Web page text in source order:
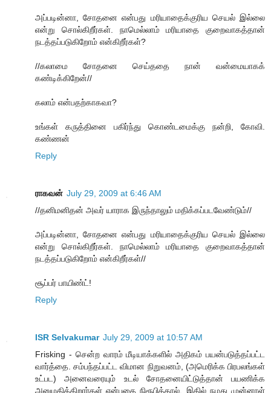
அப்படின்னா, சோதனை என்பது மரியாதைக்குரிய செயல் இல்லை
என்று சொல்கிறீர்கள். நாமெல்லாம் மரியாதை குறைவாகத்தான்
நடத்தப்படுகிறோம் என்கிறீர்கள்?
//கலாமை சோதனை செய்ததை நான் வன்மையாகக்
கண்டிக்கிறேன்//
கலாம் என்பதற்காகவா?
உங்கள் கருத்தினை பகிர்ந்து கொண்டமைக்கு நன்றி, கோவி.
கண்ணன்
Reply
ராகவன் July 29, 2009 at 6:46 AM
//தனிமனிதன் அவர் யாராக இருந்தாலும் மதிக்கப்படவேண்டும்//
அப்படின்னா, சோதனை என்பது மரியாதைக்குரிய செயல் இல்லை
என்று சொல்கிறீர்கள். நாமெல்லாம் மரியாதை குறைவாகத்தான்
நடத்தப்படுகிறோம் என்கிறீர்கள்//
சூப்பர் பாயிண்ட்!
Reply
ISR Selvakumar July 29, 2009 at 10:57 AM
Frisking - சென்ற வாரம் மீடியாக்களில் அதிகம் பயன்படுத்தப்பட்ட
வார்த்தை. சம்பந்தப்பட்ட விமான நிறுவனம், (அமெரிக்க பிரபலங்கள்
உட்பட) அனைவரையும் உடல் சோதனையிட்டுத்தான் பயணிக்க
அனுமதிக்கிறார்கள் என்பதை நிரூபித்தால், இதில் நமது முன்னாள்